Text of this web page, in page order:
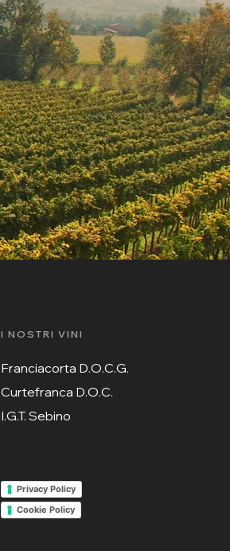
I NOSTRI VINI
Franciacorta D.O.C.G.
Curtefranca D.O.C.
I.G.T. Sebino
Privacy Policy
Cookie Policy